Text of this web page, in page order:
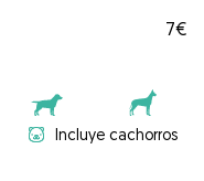
7€
Incluye cachorros